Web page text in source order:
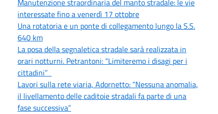
interessate fino a venerdì 17 ottobre
Una rotatoria e un ponte di collegamento lungo la S.S.
640 km
La posa della segnaletica stradale sarà realizzata in
orari notturni. Petrantoni: “Limiteremo i disagi per i
cittadini”
Lavori sulla rete viaria, Adornetto: “Nessuna anomalia,
il livellamento delle caditoie stradali fa parte di una
fase successiva”